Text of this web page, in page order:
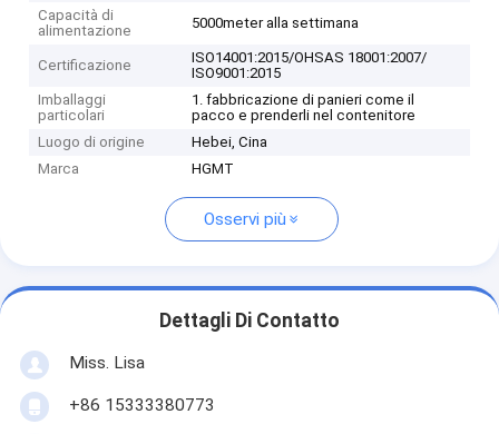
Capacità di
alimentazione
5000meter alla settimana
Certificazione
ISO14001:2015/OHSAS 18001:2007/
ISO9001:2015
Imballaggi
particolari
1. fabbricazione di panieri come il
pacco e prenderli nel contenitore
Luogo di origine
Hebei, Cina
Marca
HGMT
Osservi più
Dettagli Di Contatto
Miss. Lisa
+86 15333380773